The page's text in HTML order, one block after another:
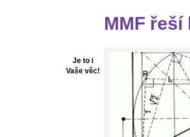
Je to i
Vaše věc!
MMF